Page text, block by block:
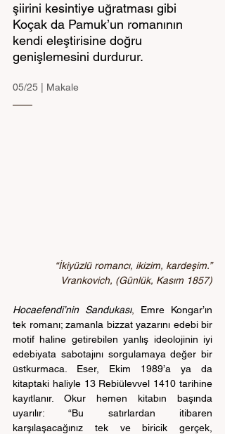
şiirini kesintiye uğratması gibi
Koçak da Pamuk’un romanının
kendi eleştirisine doğru
genişlemesini durdurur.
05/25 | Makale
“İkiyüzlü romancı, ikizim, kardeşim.”
Vrankovich, (Günlük, Kasım 1857)
Hocaefendi’nin Sandukası,
Emre Kongar’ın
tek romanı; zamanla bizzat yazarını edebi bir
motif haline getirebilen yanlış ideolojinin iyi
edebiyata sabotajını sorgulamaya değer bir
üstkurmaca. Eser, Ekim 1989’a ya da
kitaptaki haliyle 13 Rebiülevvel 1410 tarihine
kayıtlanır. Okur hemen kitabın başında
uyarılır: “Bu satırlardan itibaren
karşılaşacağınız tek ve biricik gerçek,